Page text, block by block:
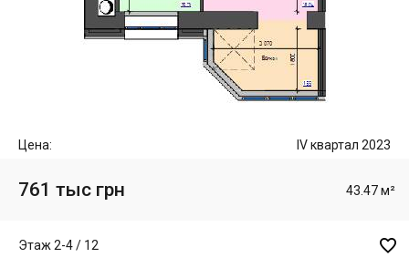
Цена: IV квартал 2023
761 тыс грн 43.47 м²
Этаж 2-4 / 12 